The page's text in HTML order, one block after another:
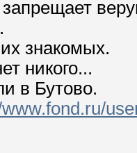
запрещает
знакомых.
никого...
в Бутово.
www.fond.ru/